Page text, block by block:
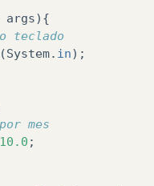
args){
teclado
(System. in);
mes
10.0 ;